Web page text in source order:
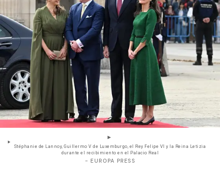
Stéphanie de Lannoy, Guillermo V de Luxemburgo, el Rey Felipe VI y la Reina Letizia
durante el recibimiento en el Palacio Real
- EUROPA PRESS